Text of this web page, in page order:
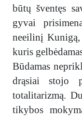
būtų šventęs
gyvai
neeilinį
kuris
Būdamas
drąsiai stojo
totalitarizmą.
tikybos